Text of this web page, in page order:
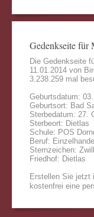
Gedenkseite für
Die Gedenkseite
11.01.2014 von
3.238.259 mal
Geburtsdatum:
Geburtsort: Bad
Sterbedatum: 27.
Sterbeort: Dietlas
Schule: POS
Beruf:
Sternzeichen:
Friedhof: Dietlas
Erstellen Sie jetzt
kostenfrei eine